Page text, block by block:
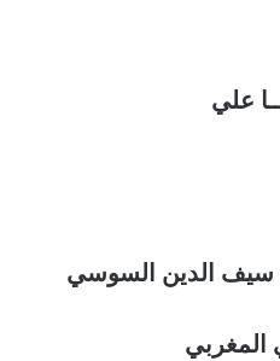
علي
سيف الدين السوسي
المغربي